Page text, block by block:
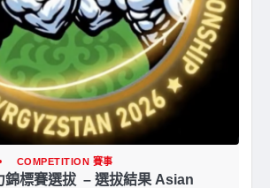
COMPETITION 賽事
錦標賽選拔 – 選拔結果 Asian